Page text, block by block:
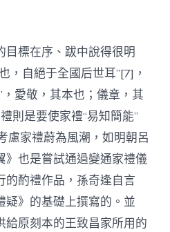
標在序、跋中說得很明
，自絕于全國后世耳”[7]，
，愛敬，其本也；儀章，其
則是要使家禮“易知簡能”
慮家禮蔚為風潮，如明朝呂
》也是嘗試通過變通家禮儀
的酌禮作品，孫奇逢自言
疑》的基礎上撰寫的。並
給原刻本的王致昌家所用的